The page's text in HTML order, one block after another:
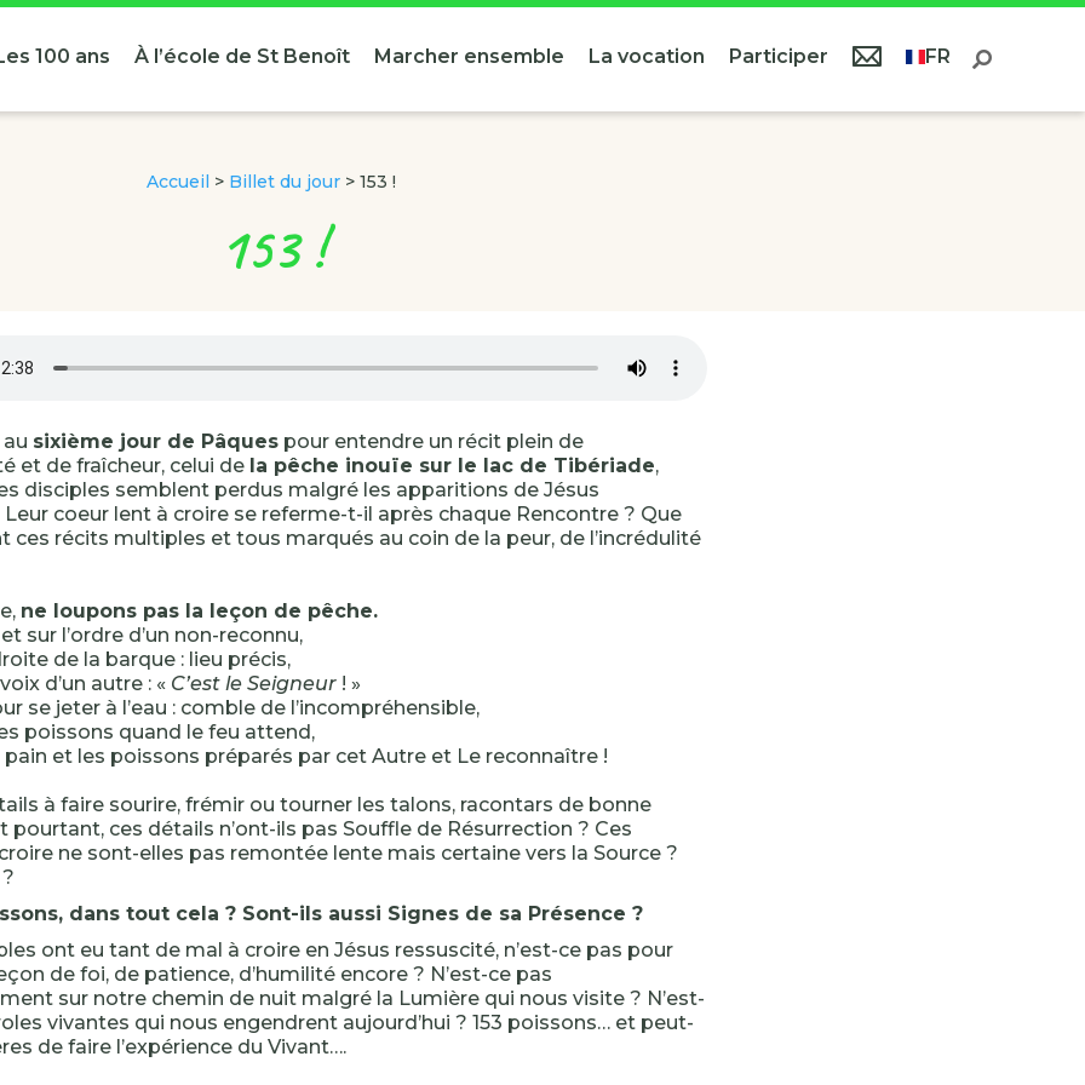
100 ans À l’école de St Benoît Marcher ensemble La vocation Participer FR
Accueil > Billet du jour > 153 !
153 !
sixième jour de Pâques pour entendre un récit plein de
et de fraîcheur, celui de la pêche inouïe sur le lac de Tibériade,
disciples semblent perdus malgré les apparitions de Jésus
Leur coeur lent à croire se referme-t-il après chaque Rencontre ? Que
ces récits multiples et tous marqués au coin de la peur, de l’incrédulité
ne loupons pas la leçon de pêche.
sur l’ordre d’un non-reconnu,
de la barque : lieu précis,
d’un autre : « C’est le Seigneur ! »
se jeter à l’eau : comble de l’incompréhensible,
poissons quand le feu attend,
et les poissons préparés par cet Autre et Le reconnaître !
à faire sourire, frémir ou tourner les talons, racontars de bonne
pourtant, ces détails n’ont-ils pas Souffle de Résurrection ? Ces
ne sont-elles pas remontée lente mais certaine vers la Source ?
dans tout cela ? Sont-ils aussi Signes de sa Présence ?
ont eu tant de mal à croire en Jésus ressuscité, n’est-ce pas pour
de foi, de patience, d’humilité encore ? N’est-ce pas
sur notre chemin de nuit malgré la Lumière qui nous visite ? N’est-
vivantes qui nous engendrent aujourd’hui ? 153 poissons… et peut-
de faire l’expérience du Vivant….